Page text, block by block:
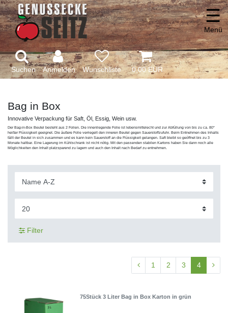
Suchen Anmelden 0,00 EUR
☰
Menü
Bag in Box
Innovative Verpackung für Saft, Öl, Essig, Wein usw.
Der Bag-in-Box Beutel besteht aus 2 Folien. Die innenliegende Folie ist lebensmittelecht und zur Abfüllung von bis zu ca. 80°
heißer Flüssigkeit geeignet. Die äußere Folie verriegelt den inneren Beutel gegen Sauerstoffzufuhr. Beim Entnehmen des Inhalts
fällt der Beutel in sich zusammen und es kann kein Sauerstoff an die Flüssigkeit gelangen. Saft bleibt so geöffnet bis zu 3
Monate haltbar. Eine Lagerung im Kühlschrank ist nicht nötig. Mit den passenden stabilen Kartons haben Sie dann noch alle
Möglichkeiten den Inhalt platzsparend zu lagern und auch den Inhalt nach Bedarf zu entnehmen.
Filter
1 2 3 4
75Stück 3 Liter Bag in Box Karton in grün